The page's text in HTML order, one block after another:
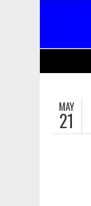
MAY
21